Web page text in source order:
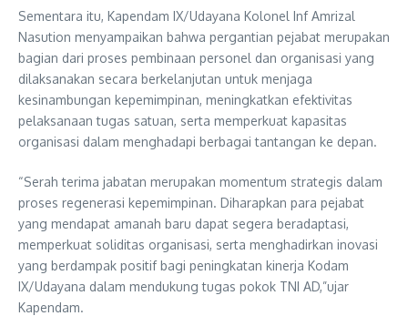
Sementara itu, Kapendam IX/Udayana Kolonel Inf Amrizal
Nasution menyampaikan bahwa pergantian pejabat merupakan
bagian dari proses pembinaan personel dan organisasi yang
dilaksanakan secara berkelanjutan untuk menjaga
kesinambungan kepemimpinan, meningkatkan efektivitas
pelaksanaan tugas satuan, serta memperkuat kapasitas
organisasi dalam menghadapi berbagai tantangan ke depan.
“Serah terima jabatan merupakan momentum strategis dalam
proses regenerasi kepemimpinan. Diharapkan para pejabat
yang mendapat amanah baru dapat segera beradaptasi,
memperkuat soliditas organisasi, serta menghadirkan inovasi
yang berdampak positif bagi peningkatan kinerja Kodam
IX/Udayana dalam mendukung tugas pokok TNI AD,”ujar
Kapendam.